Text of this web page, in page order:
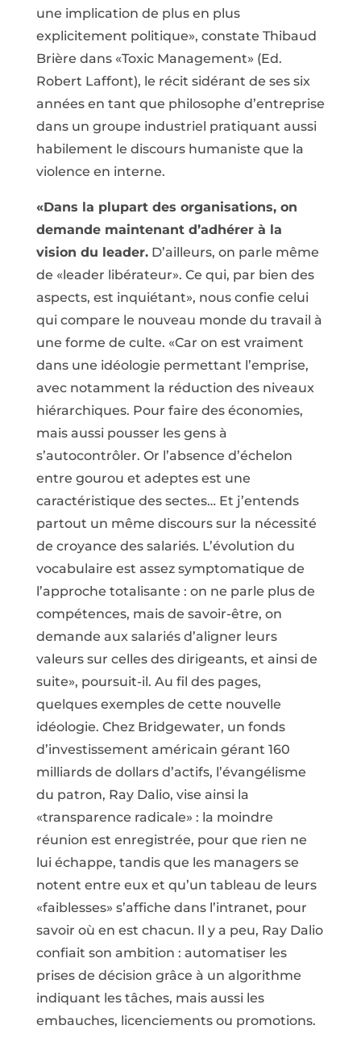
une implication de plus en plus
explicitement politique», constate Thibaud
Brière dans «Toxic Management» (Ed.
Robert Laffont), le récit sidérant de ses six
années en tant que philosophe d’entreprise
dans un groupe industriel pratiquant aussi
habilement le discours humaniste que la
violence en interne.
«Dans la plupart des organisations, on
demande maintenant d’adhérer à la
vision du leader.D’ailleurs, on parle même
de «leader libérateur». Ce qui, par bien des
aspects, est inquiétant», nous confie celui
qui compare le nouveau monde du travail à
une forme de culte. «Car on est vraiment
dans une idéologie permettant l’emprise,
avec notamment la réduction des niveaux
hiérarchiques. Pour faire des économies,
mais aussi pousser les gens à
s’autocontrôler. Or l’absence d’échelon
entre gourou et adeptes est une
caractéristique des sectes… Et j’entends
partout un même discours sur la nécessité
de croyance des salariés. L’évolution du
vocabulaire est assez symptomatique de
l’approche totalisante : on ne parle plus de
compétences, mais de savoir-être, on
demande aux salariés d’aligner leurs
valeurs sur celles des dirigeants, et ainsi de
suite», poursuit-il. Au fil des pages,
quelques exemples de cette nouvelle
idéologie. Chez Bridgewater, un fonds
d’investissement américain gérant 160
milliards de dollars d’actifs, l’évangélisme
du patron, Ray Dalio, vise ainsi la
«transparence radicale» : la moindre
réunion est enregistrée, pour que rien ne
lui échappe, tandis que les managers se
notent entre eux et qu’un tableau de leurs
«faiblesses» s’affiche dans l’intranet, pour
savoir où en est chacun. Il y a peu, Ray Dalio
confiait son ambition : automatiser les
prises de décision grâce à un algorithme
indiquant les tâches, mais aussi les
embauches, licenciements ou promotions.